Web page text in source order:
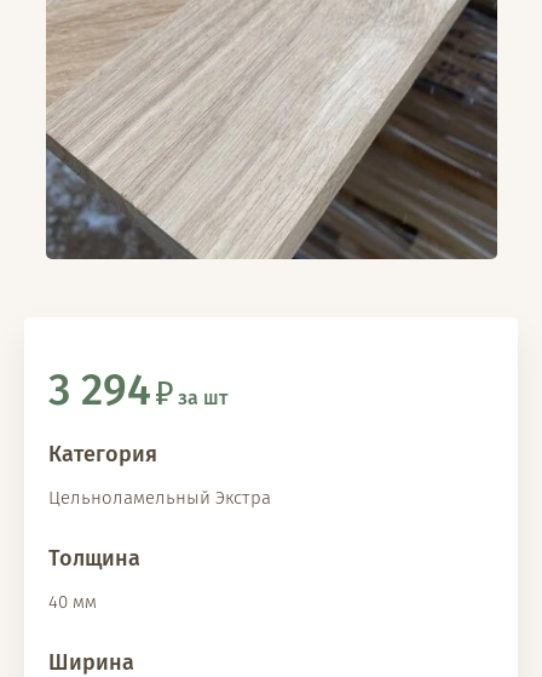
3 294 за шт
Категория
Цельноламельный Экстра
Толщина
40 мм
Ширина